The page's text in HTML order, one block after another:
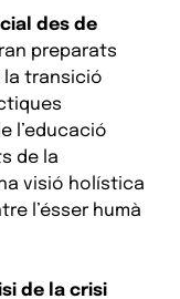
des de
preparats
la transició
l’educació
de la
visió holística
l’ésser humà
de la crisi